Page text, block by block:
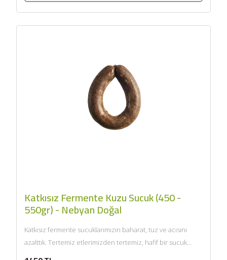
Katkısız Fermente Kuzu Sucuk (450 -
550gr) - Nebyan Doğal
Katkısız fermente sucuklarımızın baharat, tuz ve acısını
azalttık. Tertemiz etlerimizden tertemiz, hafif bir sucuk